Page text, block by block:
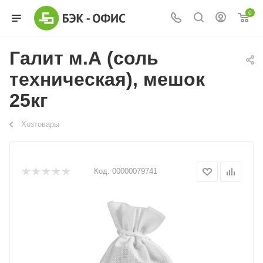
0
Галит м.А (соль
техническая), мешок
25кг
Хозтовары
Код: 00000079741